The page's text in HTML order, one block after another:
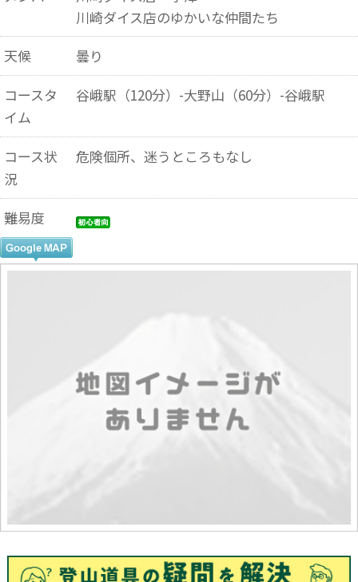
川崎ダイス店のゆかいな仲間たち
天候
曇り
コースタ
イム
谷峨駅（120分）-大野山（60分）-谷峨駅
コース状
況
危険個所、迷うところもなし
難易度